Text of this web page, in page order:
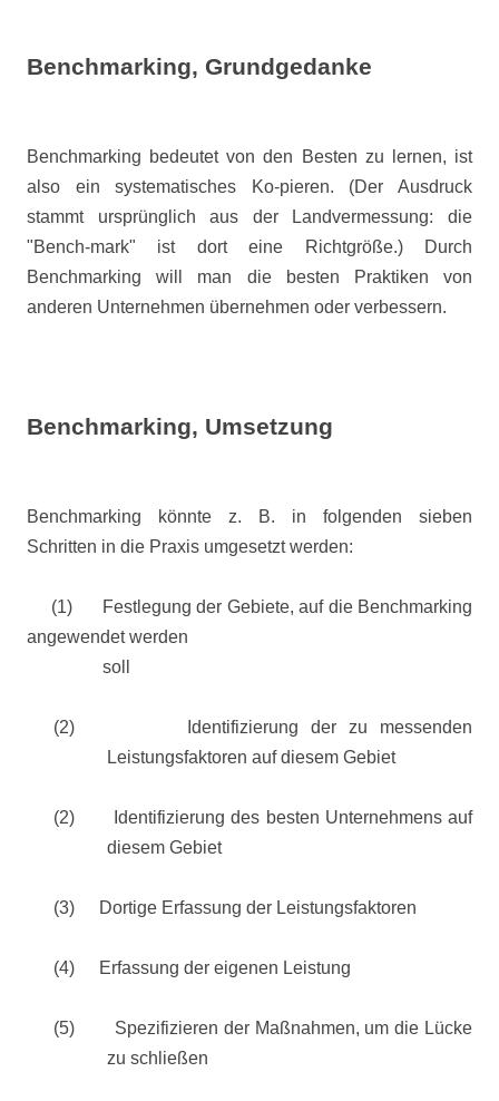
Benchmarking, Grundgedanke
Benchmarking bedeutet von den Besten zu lernen, ist
also ein systematisches Ko-pieren. (Der Ausdruck
stammt ursprünglich aus der Landvermessung: die
"Bench-mark" ist dort eine Richtgröße.) Durch
Benchmarking will man die besten Praktiken von
anderen Unternehmen übernehmen oder verbessern.
Benchmarking, Umsetzung
Benchmarking könnte z. B. in folgenden sieben
Schritten in die Praxis umgesetzt werden:
(1)
Festlegung der Gebiete, auf die Benchmarking
angewendet werden
soll
(2)
Identifizierung der zu messenden
Leistungsfaktoren auf diesem Gebiet
(2)
Identifizierung des besten Unternehmens auf
diesem Gebiet
(3) Dortige Erfassung der Leistungsfaktoren
(4) Erfassung der eigenen Leistung
(5)
Spezifizieren der Maßnahmen, um die Lücke
zu schließen